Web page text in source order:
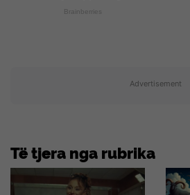
Brainberries
Advertisement
Të tjera nga rubrika